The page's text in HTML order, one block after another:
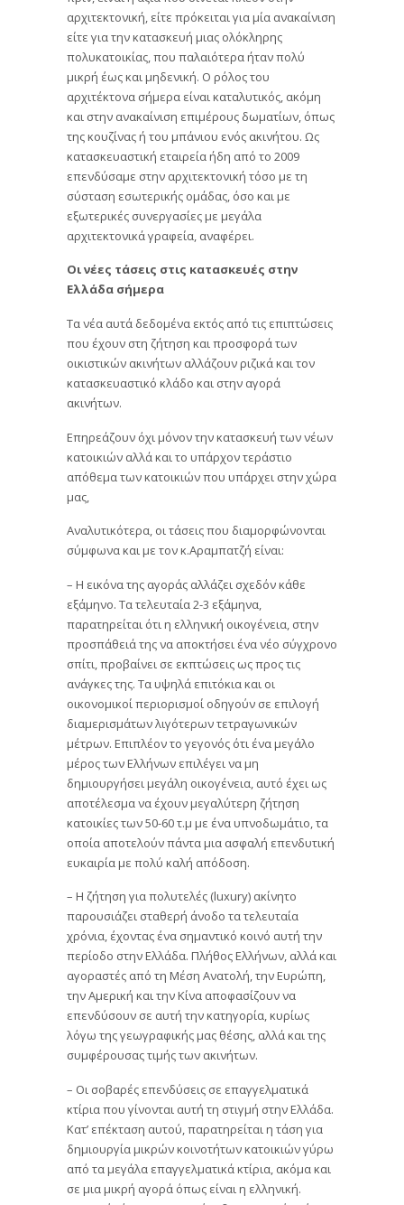
αρχιτεκτονική, είτε πρόκειται για μία ανακαίνιση
είτε για την κατασκευή μιας ολόκληρης
πολυκατοικίας, που παλαιότερα ήταν πολύ
μικρή έως και μηδενική. Ο ρόλος του
αρχιτέκτονα σήμερα είναι καταλυτικός, ακόμη
και στην ανακαίνιση επιμέρους δωματίων, όπως
της κουζίνας ή του μπάνιου ενός ακινήτου. Ως
κατασκευαστική εταιρεία ήδη από το 2009
επενδύσαμε στην αρχιτεκτονική τόσο με τη
σύσταση εσωτερικής ομάδας, όσο και με
εξωτερικές συνεργασίες με μεγάλα
αρχιτεκτονικά γραφεία, αναφέρει.
Οι νέες τάσεις στις κατασκευές στην
Ελλάδα σήμερα
Τα νέα αυτά δεδομένα εκτός από τις επιπτώσεις
που έχουν στη ζήτηση και προσφορά των
οικιστικών ακινήτων αλλάζουν ριζικά και τον
κατασκευαστικό κλάδο και στην αγορά
ακινήτων.
Επηρεάζουν όχι μόνον την κατασκευή των νέων
κατοικιών αλλά και το υπάρχον τεράστιο
απόθεμα των κατοικιών που υπάρχει στην χώρα
μας,
Αναλυτικότερα, οι τάσεις που διαμορφώνονται
σύμφωνα και με τον κ.Αραμπατζή είναι:
– Η εικόνα της αγοράς αλλάζει σχεδόν κάθε
εξάμηνο. Τα τελευταία 2-3 εξάμηνα,
παρατηρείται ότι η ελληνική οικογένεια, στην
προσπάθειά της να αποκτήσει ένα νέο σύγχρονο
σπίτι, προβαίνει σε εκπτώσεις ως προς τις
ανάγκες της. Τα υψηλά επιτόκια και οι
οικονομικοί περιορισμοί οδηγούν σε επιλογή
διαμερισμάτων λιγότερων τετραγωνικών
μέτρων. Επιπλέον το γεγονός ότι ένα μεγάλο
μέρος των Ελλήνων επιλέγει να μη
δημιουργήσει μεγάλη οικογένεια, αυτό έχει ως
αποτέλεσμα να έχουν μεγαλύτερη ζήτηση
κατοικίες των 50-60 τ.μ με ένα υπνοδωμάτιο, τα
οποία αποτελούν πάντα μια ασφαλή επενδυτική
ευκαιρία με πολύ καλή απόδοση.
– Η ζήτηση για πολυτελές (luxury) ακίνητο
παρουσιάζει σταθερή άνοδο τα τελευταία
χρόνια, έχοντας ένα σημαντικό κοινό αυτή την
περίοδο στην Ελλάδα. Πλήθος Ελλήνων, αλλά και
αγοραστές από τη Μέση Ανατολή, την Ευρώπη,
την Αμερική και την Κίνα αποφασίζουν να
επενδύσουν σε αυτή την κατηγορία, κυρίως
λόγω της γεωγραφικής μας θέσης, αλλά και της
συμφέρουσας τιμής των ακινήτων.
– Οι σοβαρές επενδύσεις σε επαγγελματικά
κτίρια που γίνονται αυτή τη στιγμή στην Ελλάδα.
Κατ’ επέκταση αυτού, παρατηρείται η τάση για
δημιουργία μικρών κοινοτήτων κατοικιών γύρω
από τα μεγάλα επαγγελματικά κτίρια, ακόμα και
σε μια μικρή αγορά όπως είναι η ελληνική.